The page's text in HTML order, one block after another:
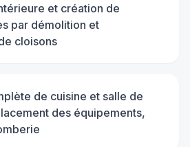
et création de
par démolition et
cloisons
de cuisine et salle de
des équipements,